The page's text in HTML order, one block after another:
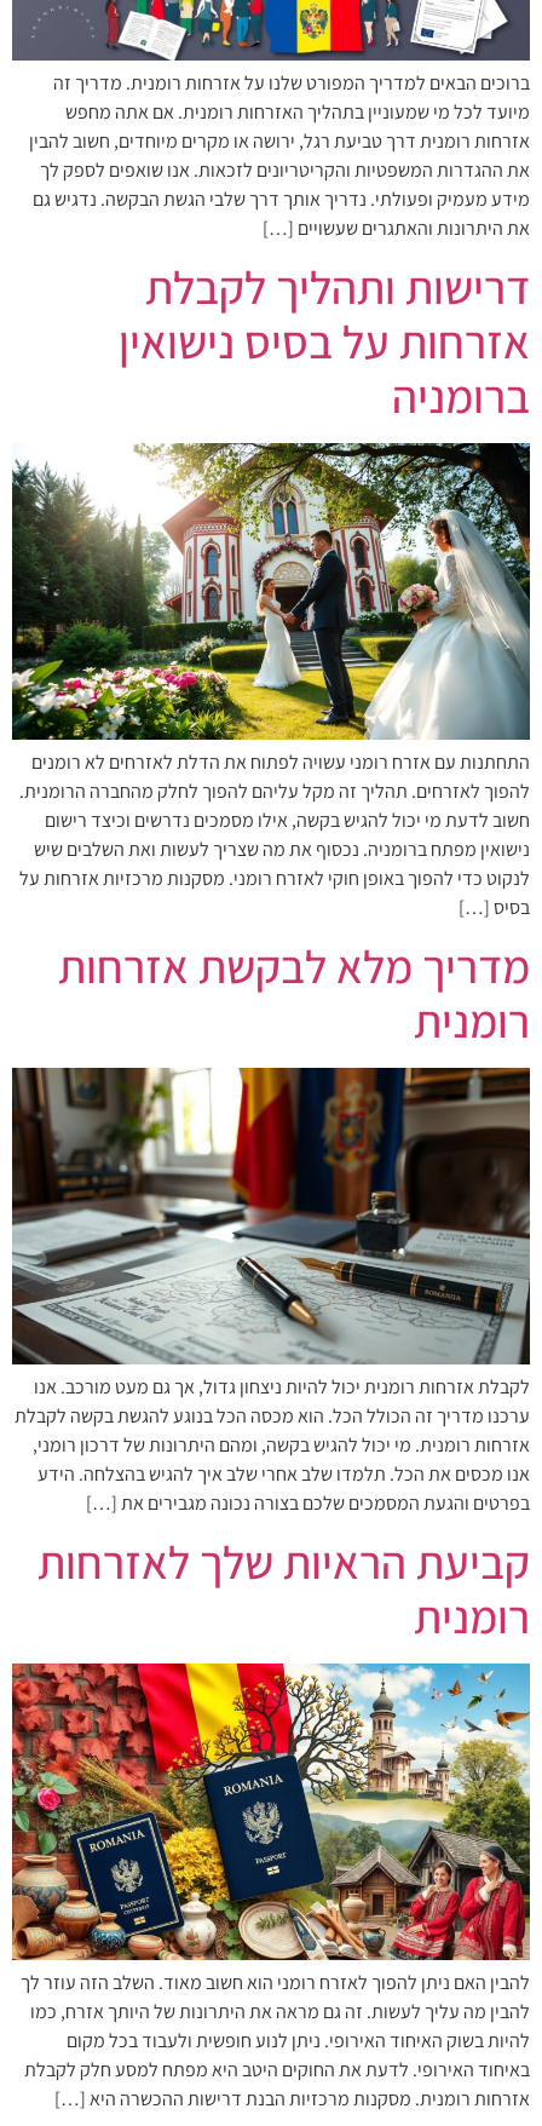
ברוכים הבאים למדריך המפורט שלנו על אזרחות רומנית. מדריך זה
מיועד לכל מי שמעוניין בתהליך האזרחות רומנית. אם אתה מחפש
אזרחות רומנית דרך טביעת רגל, ירושה או מקרים מיוחדים, חשוב להבין
את ההגדרות המשפטיות והקריטריונים לזכאות. אנו שואפים לספק לך
מידע מעמיק ופעולתי. נדריך אותך דרך שלבי הגשת הבקשה. נדגיש גם
את היתרונות והאתגרים שעשויים […]
דרישות ותהליך לקבלת
אזרחות על בסיס נישואין
ברומניה
התחתנות עם אזרח רומני עשויה לפתוח את הדלת לאזרחים לא רומנים
להפוך לאזרחים. תהליך זה מקל עליהם להפוך לחלק מהחברה הרומנית.
חשוב לדעת מי יכול להגיש בקשה, אילו מסמכים נדרשים וכיצד רישום
נישואין מפתח ברומניה. נכסוף את מה שצריך לעשות ואת השלבים שיש
לנקוט כדי להפוך באופן חוקי לאזרח רומני. מסקנות מרכזיות אזרחות על
בסיס […]
מדריך מלא לבקשת אזרחות
רומנית
לקבלת אזרחות רומנית יכול להיות ניצחון גדול, אך גם מעט מורכב. אנו
ערכנו מדריך זה הכולל הכל. הוא מכסה הכל בנוגע להגשת בקשה לקבלת
אזרחות רומנית. מי יכול להגיש בקשה, ומהם היתרונות של דרכון רומני,
אנו מכסים את הכל. תלמדו שלב אחרי שלב איך להגיש בהצלחה. הידע
בפרטים והגעת המסמכים שלכם בצורה נכונה מגבירים את […]
קביעת הראיות שלך לאזרחות
רומנית
להבין האם ניתן להפוך לאזרח רומני הוא חשוב מאוד. השלב הזה עוזר לך
להבין מה עליך לעשות. זה גם מראה את היתרונות של היותך אזרח, כמו
להיות בשוק האיחוד האירופי. ניתן לנוע חופשית ולעבוד בכל מקום
באיחוד האירופי. לדעת את החוקים היטב היא מפתח למסע חלק לקבלת
אזרחות רומנית. מסקנות מרכזיות הבנת דרישות ההכשרה היא […]